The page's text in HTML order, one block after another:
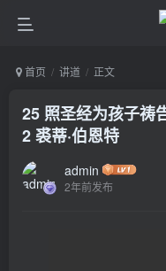
首页 讲道 正文
25 照圣经为孩子祷
2 裘蒂·伯恩特
admin
2年前发布